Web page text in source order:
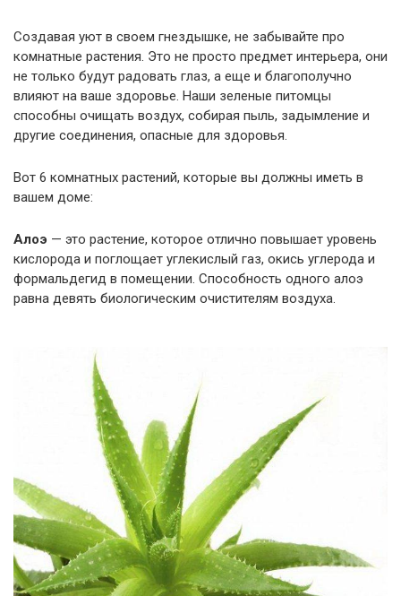
Создавая уют в своем гнездышке, не забывайте про
комнатные растения. Это не просто предмет интерьера, они
не только будут радовать глаз, а еще и благополучно
влияют на ваше здоровье. Наши зеленые питомцы
способны очищать воздух, собирая пыль, задымление и
другие соединения, опасные для здоровья.
Вот 6 комнатных растений, которые вы должны иметь в
вашем доме:
Алоэ — это растение, которое отлично повышает уровень
кислорода и поглощает углекислый газ, окись углерода и
формальдегид в помещении. Способность одного алоэ
равна девять биологическим очистителям воздуха.